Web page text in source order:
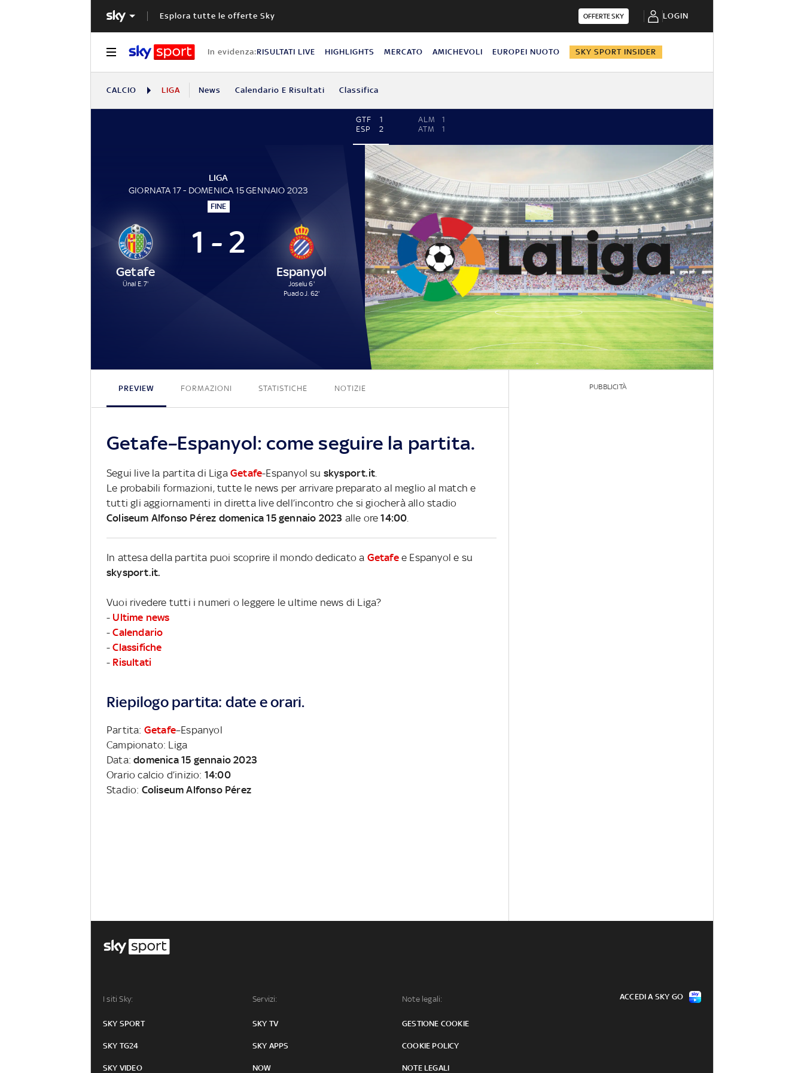
Esplora tutte le offerte Sky OFFERTE SKY LOGIN
In evidenza:RISULTATI LIVE HIGHLIGHTS MERCATO AMICHEVOLI EUROPEI NUOTO SKY SPORT INSIDER
CALCIO LIGA News Calendario E Risultati Classifica
GTF
1
ESP
2
ALM
1
ATM
1
LIGA
GIORNATA 17 - DOMENICA 15 GENNAIO 2023
FINE
Getafe
Ünal E. 7'
1 - 2
Espanyol
Joselu 6'
Puado J. 62'
1 - 2
PREVIEW FORMAZIONI STATISTICHE NOTIZIE
Getafe–Espanyol: come seguire la partita.
Segui live la partita di Liga Getafe-Espanyol su skysport.it
Le probabili formazioni, tutte le news per arrivare preparato al meglio al match e
tutti gli aggiornamenti in diretta live dell’incontro che si giocherà allo stadio
Coliseum Alfonso Pérez domenica 15 gennaio 2023 alle ore14:00
In attesa della partita puoi scoprire il mondo dedicato a Getafee Espanyol e su
skysport.it.
Vuoi rivedere tutti i numeri o leggere le ultime news di Liga?
- Ultime news
-Calendario
-Classifiche
- Risultati
Riepilogo partita: date e orari.
Partita: Getafe–Espanyol
Campionato: Liga
Data:domenica 15 gennaio 2023
Orario calcio d’inizio: 14:00
Stadio: Coliseum Alfonso Pérez
PUBBLICITÀ
I siti Sky:
SKY SPORT
SKY TG24
SKY VIDEO
Servizi:
SKY TV
SKY APPS
NOW
Note legali:
GESTIONE COOKIE
COOKIE POLICY
NOTE LEGALI
ACCEDI A SKY GO